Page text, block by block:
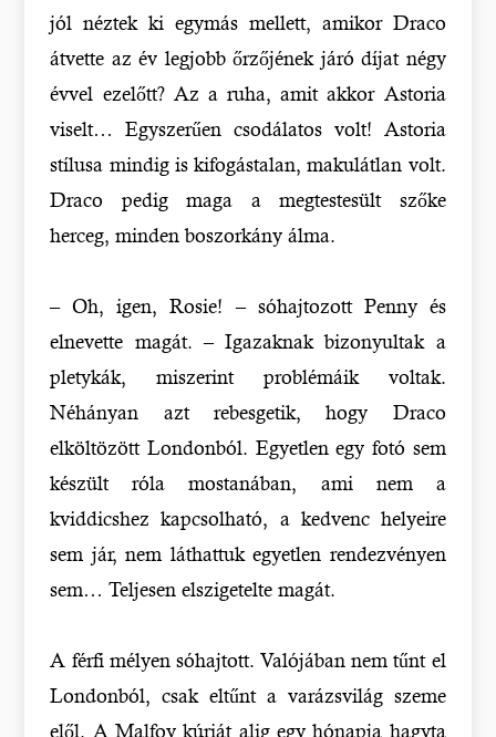
jól néztek ki egymás mellett, amikor Draco
átvette az év legjobb őrzőjének járó díjat négy
évvel ezelőtt? Az a ruha, amit akkor Astoria
viselt… Egyszerűen csodálatos volt! Astoria
stílusa mindig is kifogástalan, makulátlan volt.
Draco pedig maga a megtestesült szőke
herceg, minden boszorkány álma.
– Oh, igen, Rosie! – sóhajtozott Penny és
elnevette magát. – Igazaknak bizonyultak a
pletykák, miszerint problémáik voltak.
Néhányan azt rebesgetik, hogy Draco
elköltözött Londonból. Egyetlen egy fotó sem
készült róla mostanában, ami nem a
kviddicshez kapcsolható, a kedvenc helyeire
sem jár, nem láthattuk egyetlen rendezvényen
sem… Teljesen elszigetelte magát.
A férfi mélyen sóhajtott. Valójában nem tűnt el
Londonból, csak eltűnt a varázsvilág szeme
elől. A Malfoy kúriát alig egy hónapja hagyta